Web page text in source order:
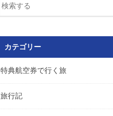
カテゴリー
特典航空券で行く旅
旅行記